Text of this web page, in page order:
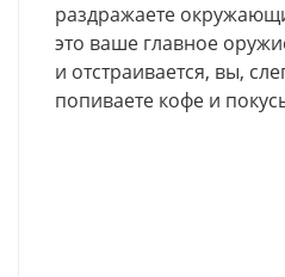
раздражаете
это ваше главное
и отстраивается, вы,
попиваете кофе и